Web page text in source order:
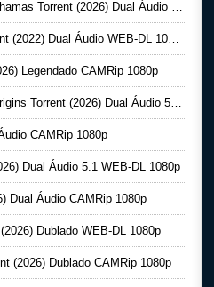
(2026) Dual Áudio WEB-DL 720p | 1080p
Dual Áudio WEB-DL 1080p
Legendado CAMRip 1080p
(2026) Dual Áudio 5.1 WEB-DL 1080p
CAMRip 1080p
Dual Áudio 5.1 WEB-DL 1080p
Dual Áudio CAMRip 1080p
Dublado WEB-DL 1080p
(2026) Dublado CAMRip 1080p